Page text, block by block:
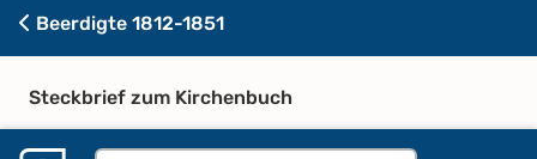
Beerdigte 1812-1851
Steckbrief zum Kirchenbuch